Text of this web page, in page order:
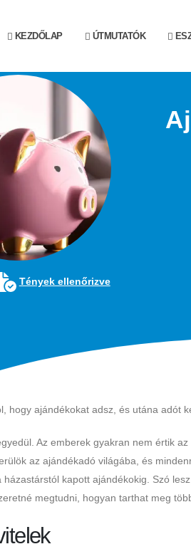
KEZDŐLAP ÚTMUTATÓK
Tények ellenőrizve
hogy ajándékokat adsz, és utána adót
Az emberek gyakran nem értik
az ajándékadó világába, és
házastárstól kapott ajándékokig. Szó
megtudni, hogyan tarthat meg